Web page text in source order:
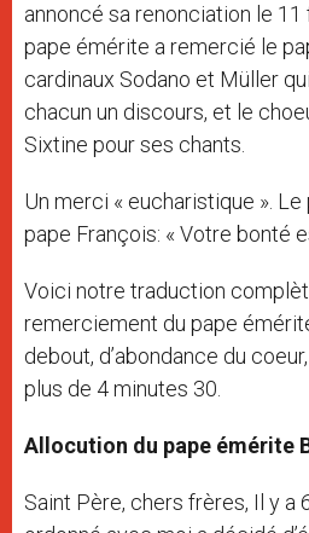
annoncé sa renonciation le
pape émérite a remercié le
cardinaux Sodano et Müller
chacun un discours, et le
Sixtine pour ses chants.
Un merci « eucharistique ».
pape François: « Votre bonté
Voici notre traduction
remerciement du pape
debout, d’abondance du
plus de 4 minutes 30.
Allocution du pape émérite
Saint Père, chers frères, Il y a